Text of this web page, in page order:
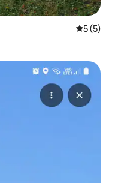
5 de
5 (5)